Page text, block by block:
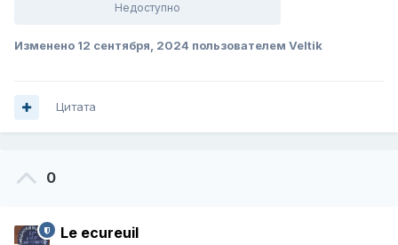
Недоступно
Изменено 12 сентября, 2024 пользователем Veltik
Цитата
0
Le ecureuil